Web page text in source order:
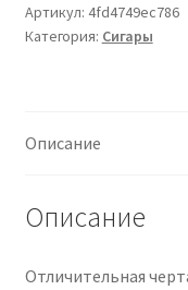
Candela
(Corona)
Артикул: 4fd4749ec786
Категория: Сигары
Описание
Описание
Отличительная